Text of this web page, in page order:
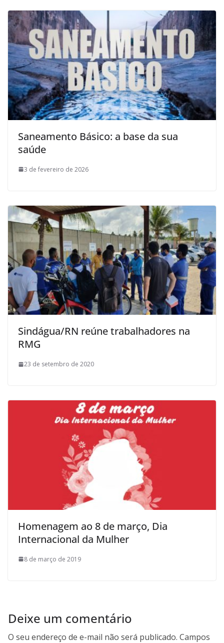
Saneamento Básico: a base da sua
saúde
3 de fevereiro de 2026
Sindágua/RN reúne trabalhadores na
RMG
23 de setembro de 2020
Homenagem ao 8 de março, Dia
Internacional da Mulher
8 de março de 2019
Deixe um comentário
O seu endereço de e-mail não será publicado. Campos